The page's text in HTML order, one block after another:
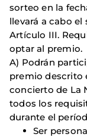
sorteo en la
llevará a cabo
Artículo III.
optar al premio.
A) Podrán
premio descrito
concierto de La
todos los
durante el
Ser